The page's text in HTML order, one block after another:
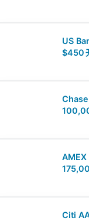
US
$450
Chase
AMEX
Citi